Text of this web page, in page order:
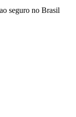
seguro no Brasil